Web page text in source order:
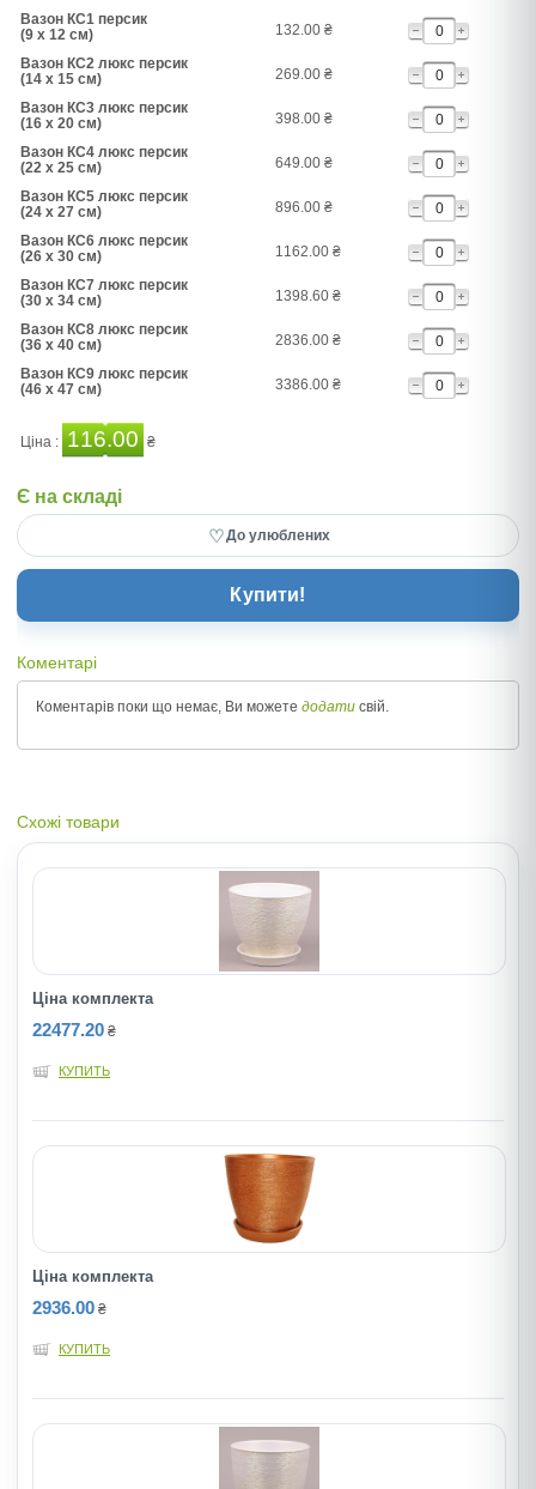
Вазон КС1 персик
(9 x 12 см)
132.00 ₴
Вазон КС2 люкс персик
(14 x 15 см)
269.00 ₴
Вазон КС3 люкс персик
(16 x 20 см)
398.00 ₴
Вазон КС4 люкс персик
(22 x 25 см)
649.00 ₴
Вазон КС5 люкс персик
(24 x 27 см)
896.00 ₴
Вазон КС6 люкс персик
(26 x 30 см)
1162.00 ₴
Вазон КС7 люкс персик
(30 x 34 см)
1398.60 ₴
Вазон КС8 люкс персик
(36 x 40 см)
2836.00 ₴
Вазон КС9 люкс персик
(46 x 47 см)
3386.00 ₴
Ціна : 116.00 ₴
Є на складі
♡До улюблених
Купити!
Коментарі
Коментарів поки що немає, Ви можете додати свій.
Схожі товари
Ціна комплекта
22477.20 ₴
КУПИТЬ
Ціна комплекта
2936.00 ₴
КУПИТЬ